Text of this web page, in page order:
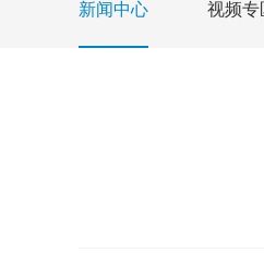
新闻中心 视频专